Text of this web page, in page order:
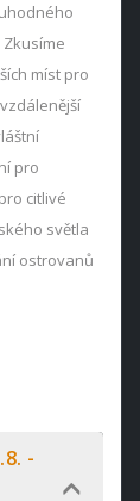
míst pro
pro
citlivé
světla
ostrovanů
-